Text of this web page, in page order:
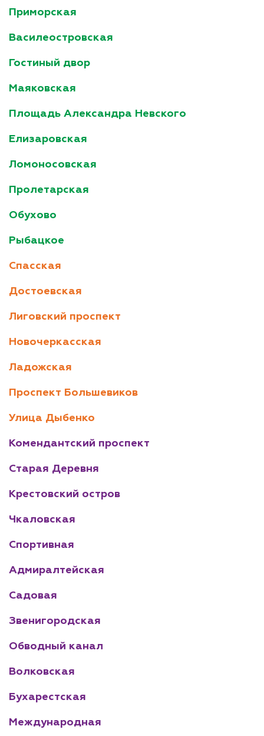
Приморская
Василеостровская
Гостиный двор
Маяковская
Площадь Александра Невского
Елизаровская
Ломоносовская
Пролетарская
Обухово
Рыбацкое
Спасская
Достоевская
Лиговский проспект
Новочеркасская
Ладожская
Проспект Большевиков
Улица Дыбенко
Комендантский проспект
Старая Деревня
Крестовский остров
Чкаловская
Спортивная
Адмиралтейская
Садовая
Звенигородская
Обводный канал
Волковская
Бухарестская
Международная